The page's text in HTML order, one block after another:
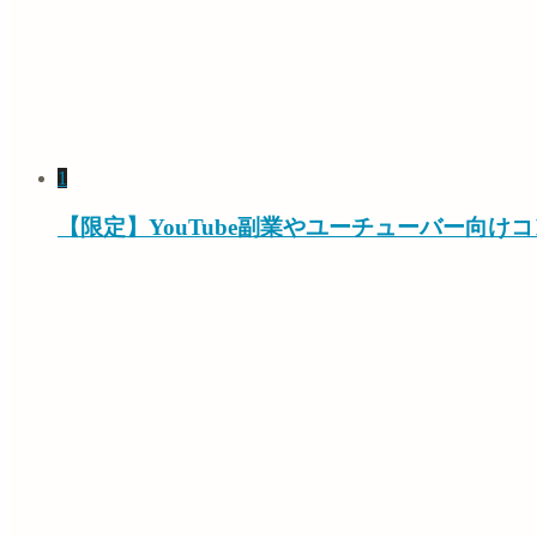
1
【限定】YouTube副業やユーチューバー向け